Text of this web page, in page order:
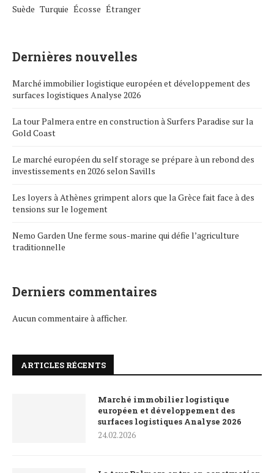
Suède Turquie Écosse Étranger
Dernières nouvelles
Marché immobilier logistique européen et développement des
surfaces logistiques Analyse 2026
La tour Palmera entre en construction à Surfers Paradise sur la
Gold Coast
Le marché européen du self storage se prépare à un rebond des
investissements en 2026 selon Savills
Les loyers à Athènes grimpent alors que la Grèce fait face à des
tensions sur le logement
Nemo Garden Une ferme sous-marine qui défie l’agriculture
traditionnelle
Derniers commentaires
Aucun commentaire à afficher.
ARTICLES RÉCENTS
Marché immobilier logistique
européen et développement des
surfaces logistiques Analyse 2026
24.02.2026